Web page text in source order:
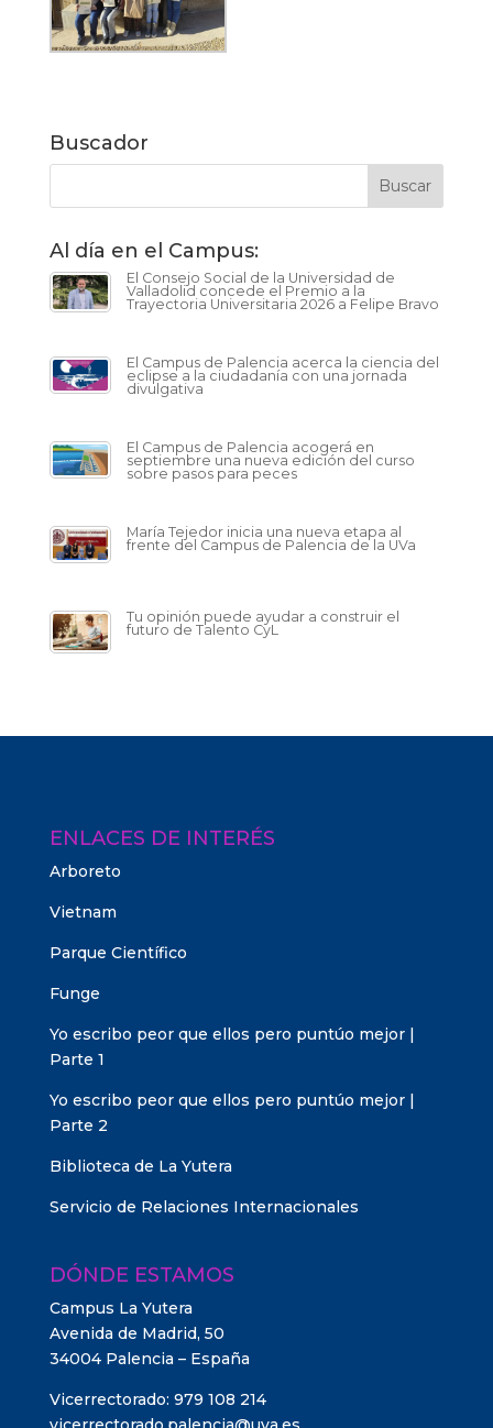
Buscador
Al día en el Campus:
El Consejo Social de la Universidad de
Valladolid concede el Premio a la
Trayectoria Universitaria 2026 a Felipe Bravo
El Campus de Palencia acerca la ciencia del
eclipse a la ciudadanía con una jornada
divulgativa
El Campus de Palencia acogerá en
septiembre una nueva edición del curso
sobre pasos para peces
María Tejedor inicia una nueva etapa al
frente del Campus de Palencia de la UVa
Tu opinión puede ayudar a construir el
futuro de Talento CyL
ENLACES DE INTERÉS
Arboreto
Vietnam
Parque Científico
Funge
Yo escribo peor que ellos pero puntúo mejor |
Parte 1
Yo escribo peor que ellos pero puntúo mejor |
Parte 2
Biblioteca de La Yutera
Servicio de Relaciones Internacionales
DÓNDE ESTAMOS
Campus La Yutera
Avenida de Madrid, 50
34004 Palencia – España
Vicerrectorado: 979 108 214